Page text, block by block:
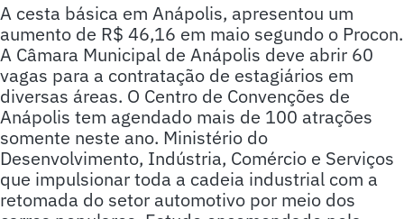
A cesta básica em Anápolis, apresentou um
aumento de R$ 46,16 em maio segundo o Procon.
A Câmara Municipal de Anápolis deve abrir 60
vagas para a contratação de estagiários em
diversas áreas. O Centro de Convenções de
Anápolis tem agendado mais de 100 atrações
somente neste ano. Ministério do
Desenvolvimento, Indústria, Comércio e Serviços
que impulsionar toda a cadeia industrial com a
retomada do setor automotivo por meio dos